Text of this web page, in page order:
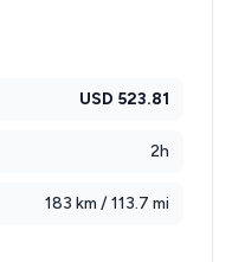
USD 523.81
2h
183 km / 113.7 mi